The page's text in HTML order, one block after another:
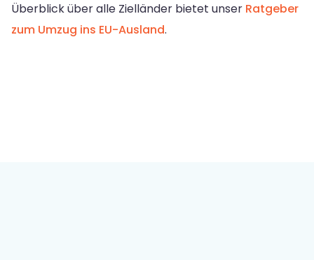
Überblick über alle Zielländer bietet unser Ratgeber
zum Umzug ins EU-Ausland.